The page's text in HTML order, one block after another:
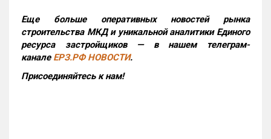
Еще больше оперативных новостей рынка
строительства МКД и уникальной аналитики Единого
ресурса застройщиков — в нашем телеграм-
канале ЕРЗ.РФ НОВОСТИ.
Присоединяйтесь к нам!